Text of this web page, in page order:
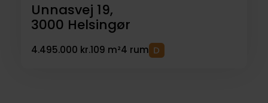
Unnasvej 19,
3000 Helsingør
4.495.000 kr.109 m²4 rum